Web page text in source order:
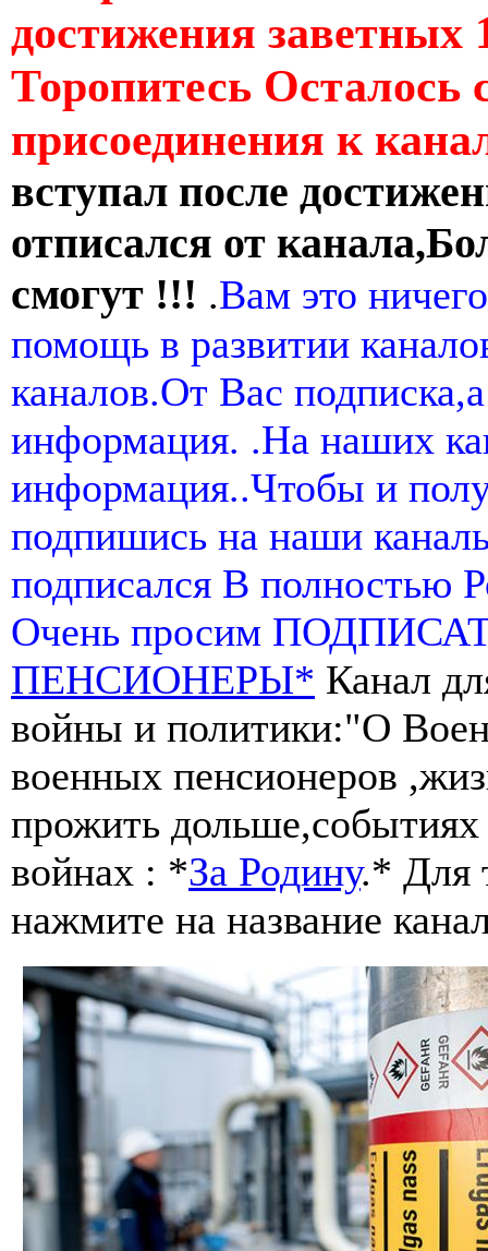
достижения заветных
Торопитесь Осталось
присоединения к
вступал после
отписался от
смогут !!! .Вам это
помощь в развитии
каналов.От Вас
информация. .На наших
информация..Чтобы и
подпишись на наши
подписался В полностью
Очень просим
ПЕНСИОНЕРЫ* Канал
войны и политики:"О
военных пенсионеров
прожить
войнах : *За Родину.* Для
нажмите на название